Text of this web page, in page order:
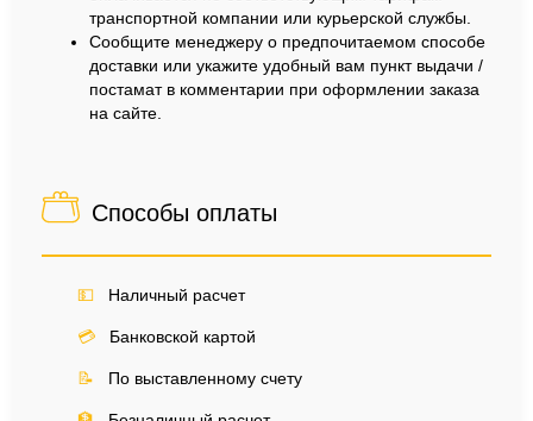
транспортной компании или курьерской службы.
Сообщите менеджеру о предпочитаемом способе
доставки или укажите удобный вам пункт выдачи /
постамат в комментарии при оформлении заказа
на сайте.
Способы оплаты
💵 Наличный расчет
💳 Банковской картой
📝 По выставленному счету